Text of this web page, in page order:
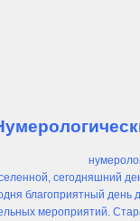
сегодняшний
благоприятный
мероприятий.